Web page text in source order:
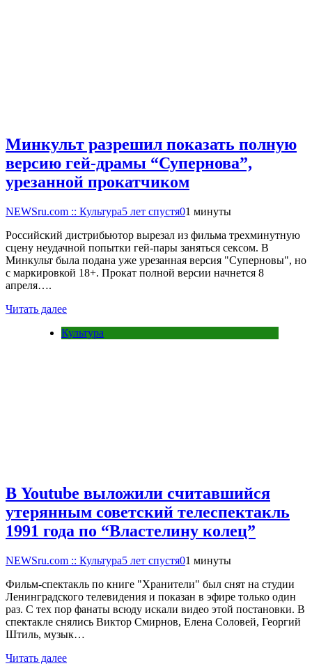
Минкульт разрешил показать полную
версию гей-драмы “Супернова”,
урезанной прокатчиком
NEWSru.com :: Культура5 лет спустя01 минуты
Российский дистрибьютор вырезал из фильма трехминутную
сцену неудачной попытки гей-пары заняться сексом. В
Минкульт была подана уже урезанная версия "Суперновы", но
с маркировкой 18+. Прокат полной версии начнется 8
апреля….
Читать далее
Культура
В Youtube выложили считавшийся
утерянным советский телеспектакль
1991 года по “Властелину колец”
NEWSru.com :: Культура5 лет спустя01 минуты
Фильм-спектакль по книге "Хранители" был снят на студии
Ленинградского телевидения и показан в эфире только один
раз. С тех пор фанаты всюду искали видео этой постановки. В
спектакле снялись Виктор Смирнов, Елена Соловей, Георгий
Штиль, музык…
Читать далее